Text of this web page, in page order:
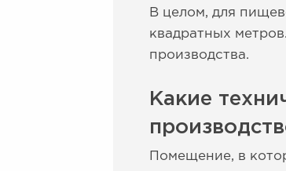
В целом, для
квадратных
производства.
Какие
Помещение, в